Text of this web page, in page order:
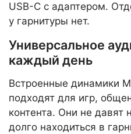
USB-C с адаптером.
у гарнитуры нет.
Универсальное
каждый день
Встроенные динамики
подходят для игр,
контента. Они не давят
долго находиться в